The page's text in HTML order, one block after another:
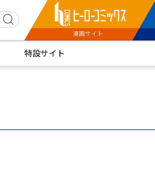
特設サイト
漫画サイト